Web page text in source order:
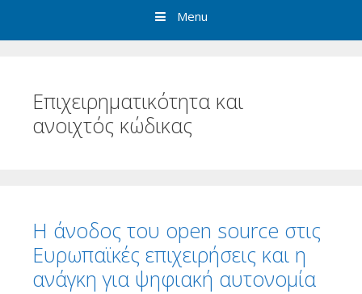
Menu
Επιχειρηματικότητα και
ανοιχτός κώδικας
Η άνοδος του open source στις
Ευρωπαϊκές επιχειρήσεις και η
ανάγκη για ψηφιακή αυτονομία